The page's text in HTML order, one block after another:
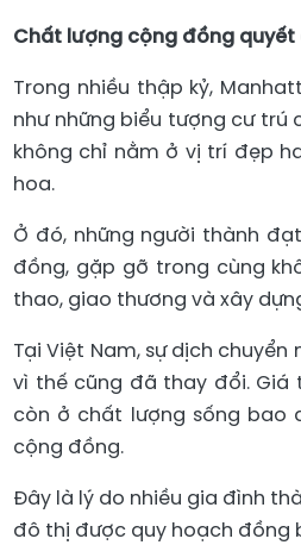
Chất lượng cộng đồng
Trong nhiều thập kỷ,
như những biểu tượng cư trú
không chỉ nằm ở vị trí đẹp
hoa.
Ở đó, những người thành
đồng, gặp gỡ trong cùng
thao, giao thương và xây
Tại Việt Nam, sự dịch
vì thế cũng đã thay đổi. Giá
còn ở chất lượng sống bao
cộng đồng.
Đây là lý do nhiều gia đình
đô thị được quy hoạch đồng